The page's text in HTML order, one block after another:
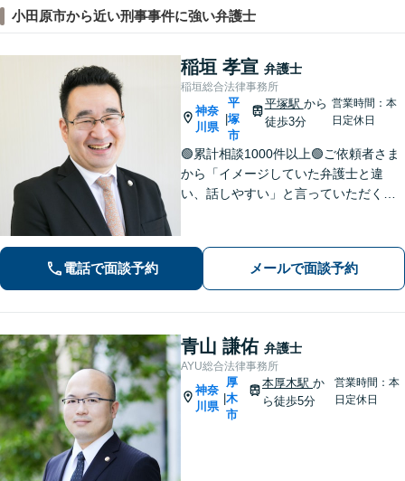
小田原市から近い刑事事件に強い弁護士
稲垣 孝宣 弁護士
稲垣総合法律事務所
神奈
川県
平
塚
市
平塚駅 から
徒歩3分
営業時間：本
日定休日
🟢累計相談1000件以上🟢ご依頼者さま
から「イメージしていた弁護士と違
い、話しやすい」と言っていただくこ
ニケーションをいたします！【債務整
理のご相談は何度でも無料】【平塚駅3
分】
電話で面談予約 メールで面談予約
青山 謙佑 弁護士
AYU総合法律事務所
神奈
川県
|
厚
木
市
本厚木駅か
ら徒歩5分
営業時間：本
日定休日